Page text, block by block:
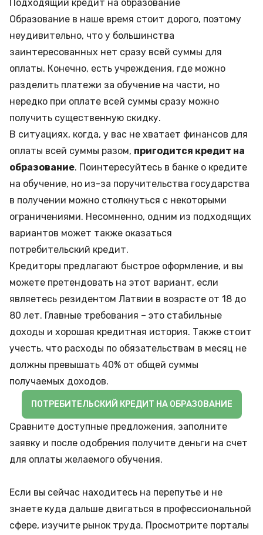
Подходящий кредит на образование
Образование в наше время стоит дорого, поэтому
неудивительно, что у большинства
заинтересованных нет сразу всей суммы для
оплаты. Конечно, есть учреждения, где можно
разделить платежи за обучение на части, но
нередко при оплате всей суммы сразу можно
получить существенную скидку.
В ситуациях, когда, у вас не хватает финансов для
оплаты всей суммы разом, пригодится кредит на
образование. Поинтересуйтесь в банке о кредите
на обучение, но из-за поручительства государства
в получении можно столкнуться с некоторыми
ограничениями. Несомненно, одним из подходящих
вариантов может также оказаться
потребительский кредит.
Кредиторы предлагают быстрое оформление, и вы
можете претендовать на этот вариант, если
являетесь резидентом Латвии в возрасте от 18 до
80 лет. Главные требования – это стабильные
доходы и хорошая кредитная история. Также стоит
учесть, что расходы по обязательствам в месяц не
должны превышать 40% от общей суммы
получаемых доходов.
ПОТРЕБИТЕЛЬСКИЙ КРЕДИТ НА ОБРАЗОВАНИЕ
Сравните доступные предложения, заполните
заявку и после одобрения получите деньги на счет
для оплаты желаемого обучения.
Если вы сейчас находитесь на перепутье и не
знаете куда дальше двигаться в профессиональной
сфере, изучите рынок труда. Просмотрите порталы